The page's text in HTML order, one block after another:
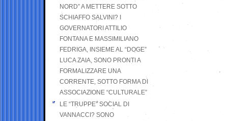
NORD” A METTERE SOTTO
SCHIAFFO SALVINI? I
GOVERNATORI ATTILIO
FONTANA E MASSIMILIANO
FEDRIGA, INSIEME AL “DOGE”
LUCA ZAIA, SONO PRONTI A
FORMALIZZARE UNA
CORRENTE, SOTTO FORMA DI
ASSOCIAZIONE “CULTURALE”
LE “TRUPPE” SOCIAL DI
VANNACCI? SONO